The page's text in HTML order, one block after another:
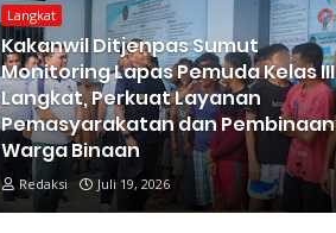
Langkat
Kakanwil Ditjenpas Sumut
Monitoring Lapas Pemuda Kelas III
Langkat, Perkuat Layanan
Pemasyarakatan dan Pembinaan
Warga Binaan
Redaksi Juli 19, 2026